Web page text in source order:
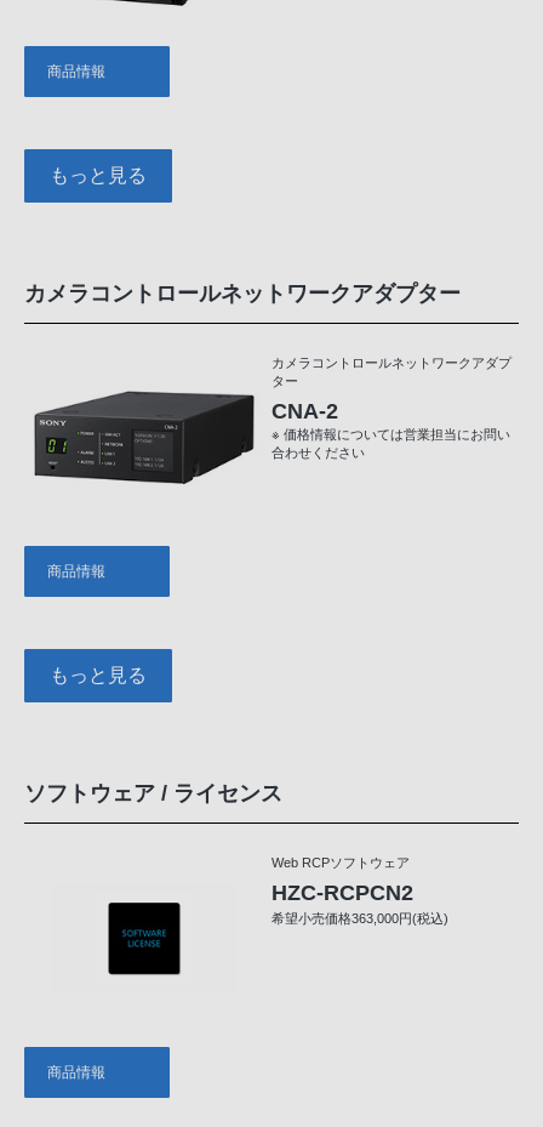
商品情報
もっと見る
カメラコントロールネットワークアダプター
カメラコントロールネットワークアダプ
ター
CNA-2
※ 価格情報については営業担当にお問い
合わせください
商品情報
もっと見る
ソフトウェア / ライセンス
Web RCPソフトウェア
HZC-RCPCN2
希望小売価格363,000円(税込)
商品情報